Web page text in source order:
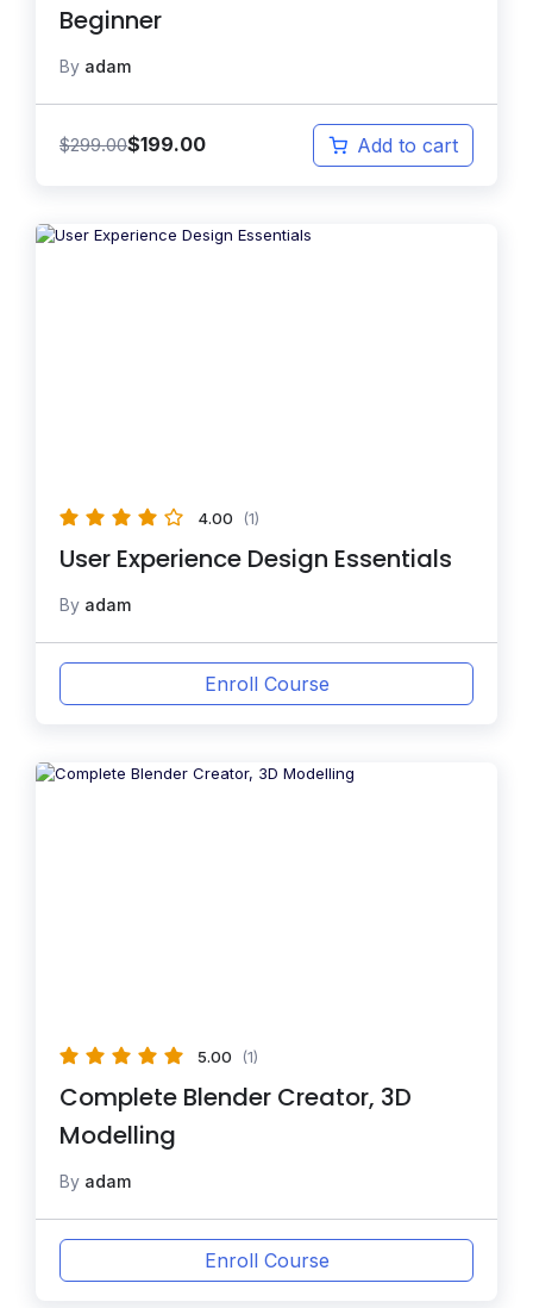
Beginner
By adam
$299.00$199.00 Add to cart
4.00 (1)
User Experience Design Essentials
By adam
Enroll Course
5.00 (1)
Complete Blender Creator, 3D
Modelling
By adam
Enroll Course